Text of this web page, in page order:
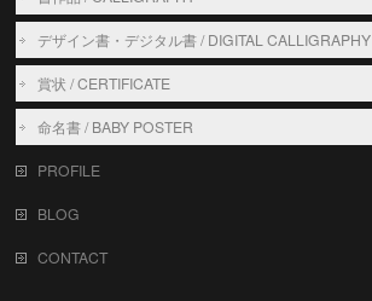
デザイン書・デジタル書 / DIGITAL CALLIGRAPHY
賞状 / CERTIFICATE
命名書 / BABY POSTER
PROFILE
BLOG
CONTACT